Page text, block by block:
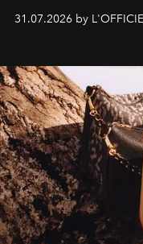
monumentales et
américain investit les
sculpture.
31.07.2026 by